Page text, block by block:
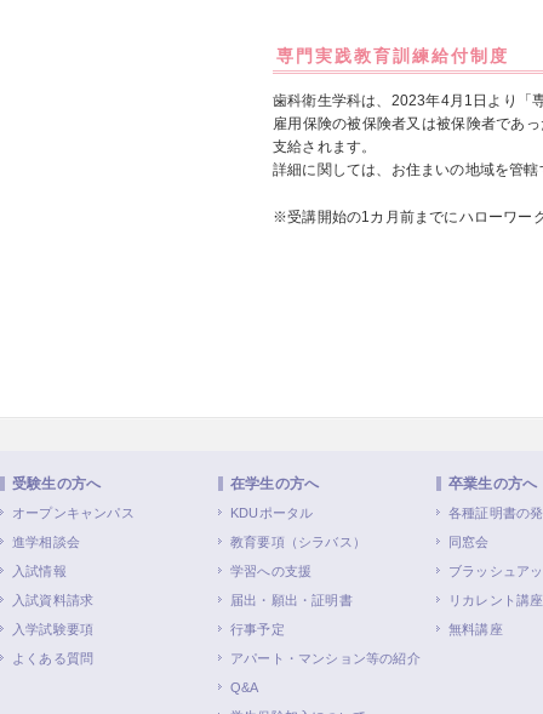
専門実践教育訓練給付制度
歯科衛生学科は、2023年4月1日より「
雇用保険の被保険者又は被保険者であ
支給されます。
詳細に関しては、お住まいの地域を管
※受講開始の1カ月前までにハローワー
受験生の方へ
オープンキャンパス
進学相談会
入試情報
入試資料請求
入学試験要項
よくある質問
在学生の方へ
KDUポータル
教育要項（シラバス）
学習への支援
届出・願出・証明書
行事予定
アパート・マンション等の紹介
Q&A
卒業生の方へ
各種証明書の
同窓会
ブラッシュア
リカレント講座
無料講座